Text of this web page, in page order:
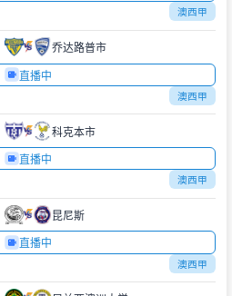
澳西甲
乔达路普市
直播中
澳西甲
科克本市
直播中
澳西甲
昆尼斯
直播中
澳西甲